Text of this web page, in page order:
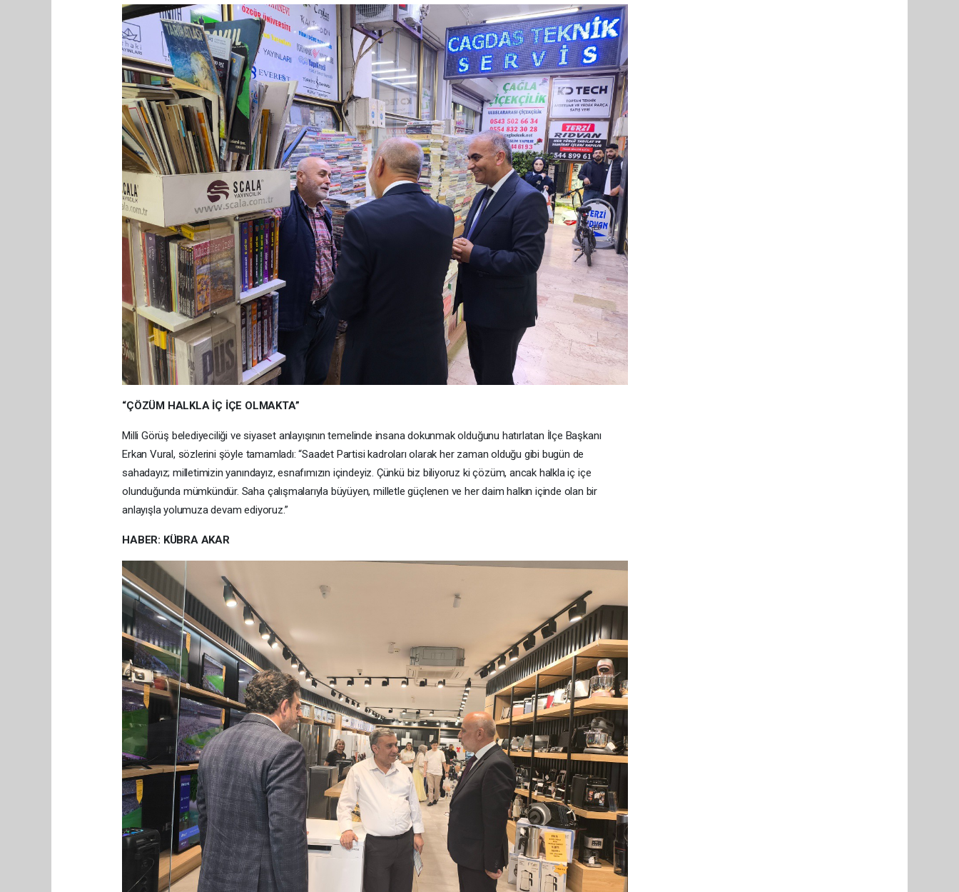
“ÇÖZÜM HALKLA İÇ İÇE OLMAKTA”
Milli Görüş belediyeciliği ve siyaset anlayışının temelinde insana dokunmak olduğunu hatırlatan İlçe Başkanı
Erkan Vural, sözlerini şöyle tamamladı: “Saadet Partisi kadroları olarak her zaman olduğu gibi bugün de
sahadayız; milletimizin yanındayız, esnafımızın içindeyiz. Çünkü biz biliyoruz ki çözüm, ancak halkla iç içe
olunduğunda mümkündür. Saha çalışmalarıyla büyüyen, milletle güçlenen ve her daim halkın içinde olan bir
anlayışla yolumuza devam ediyoruz.”
HABER: KÜBRA AKAR